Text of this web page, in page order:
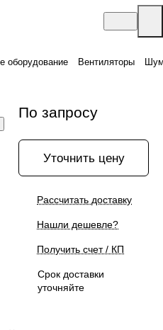
оборудование Вентиляторы
По запросу
Уточнить цену
Рассчитать доставку
Нашли дешевле?
Получить счет / КП
Срок доставки
уточняйте